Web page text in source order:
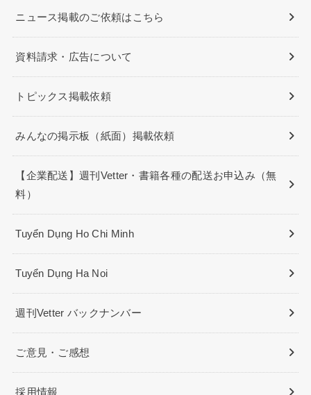
ニュース掲載のご依頼はこちら
資料請求・広告について
トピックス掲載依頼
みんなの掲示板（紙面）掲載依頼
【企業配送】週刊Vetter・書籍各種の配送お申込み（無
料）
Tuyển Dụng Ho Chi Minh
Tuyển Dụng Ha Noi
週刊Vetter バックナンバー
ご意見・ご感想
採用情報